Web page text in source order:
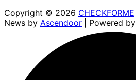
Copyright © 2026 CHECKFORME
News by Ascendoor | Powered by